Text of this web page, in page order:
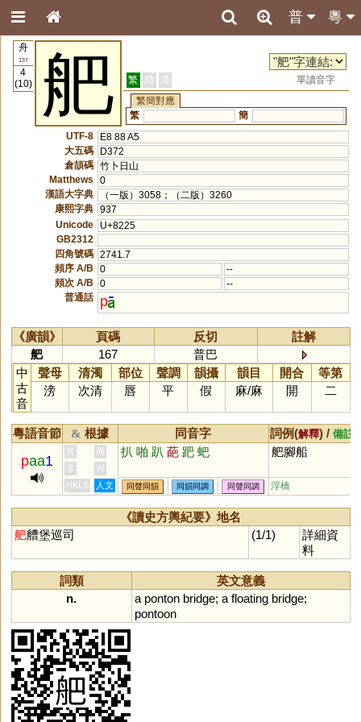
粵
普
舟
137
4
(10)
舥 繁 簡 港
單讀音字
繁簡對應
繁
簡
UTF-8
E8 88 A5
大五碼
D372
倉頡碼 竹卜日山
Matthews
0
漢語大字典
（一版）3058；（二版）3260
康熙字典 937
Unicode
U+8225
GB2312
四角號碼 2741.7
頻序 A/B
0
--
頻次 A/B
0
--
普通話
p
《廣韻》 頁碼 反切
註解
舥
167
普巴
中
古
音
聲母 清濁 部位 聲調 韻攝 韻目 開合
等第
滂
次清 唇 平 假 麻/麻 開 二
粵語音節 & 根據 同音字 詞例(解釋) / 備註
paa1
黃 周 扒 啪 趴 葩 跁 蚆 舥腳船
李
何
HKLS
人文 同聲同韻 同韻同調 同聲同調 浮橋
《讀史方輿紀要》地名
舥艚堡巡司 (1/1)
詳細資
料
詞類
英文意義
n.
a ponton bridge; a floating bridge;
pontoon